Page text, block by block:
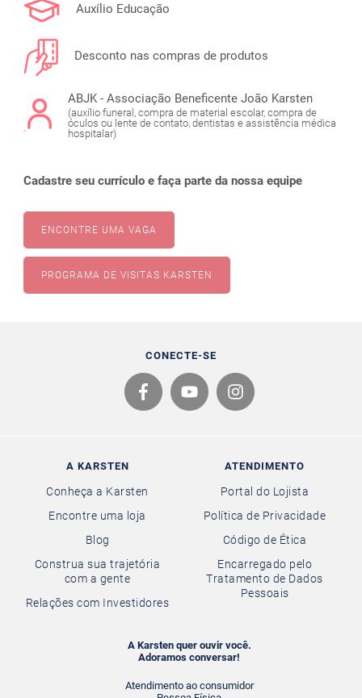
Auxílio Educação
Desconto nas compras de produtos
ABJK - Associação Beneficente João Karsten
(auxílio funeral, compra de material escolar, compra de
óculos ou lente de contato, dentistas e assistência médica
hospitalar)
Cadastre seu currículo e faça parte da nossa equipe
ENCONTRE UMA VAGA
PROGRAMA DE VISITAS KARSTEN
CONECTE-SE
A KARSTEN
Conheça a Karsten
Encontre uma loja
Blog
Construa sua trajetória
com a gente
Relações com Investidores
ATENDIMENTO
Portal do Lojista
Política de Privacidade
Código de Ética
Encarregado pelo
Tratamento de Dados
Pessoais
A Karsten quer ouvir você.
Adoramos conversar!
Atendimento ao consumidor